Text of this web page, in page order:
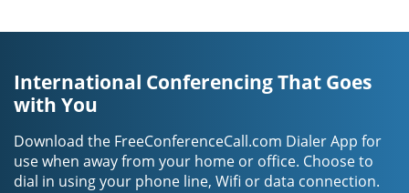
International Conferencing That Goes
with You
Download the FreeConferenceCall.com Dialer App for
use when away from your home or office. Choose to
dial in using your phone line, Wifi or data connection.